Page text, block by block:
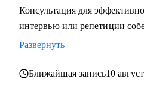
Консультация для
интервью или репетиции
Развернуть
Ближайшая запись10